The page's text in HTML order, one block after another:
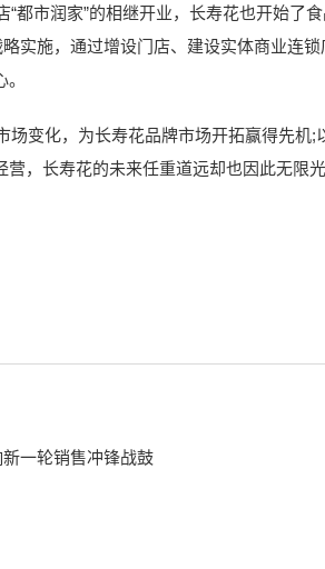
市润家”的相继开业，长寿花也开始了
实施，通过增设门店、建设实体商业连
变化，为长寿花品牌市场开拓赢得先机;
，长寿花的未来任重道远却也因此无限
一轮销售冲锋战鼓